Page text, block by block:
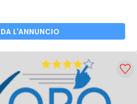
L'ANNUNCIO